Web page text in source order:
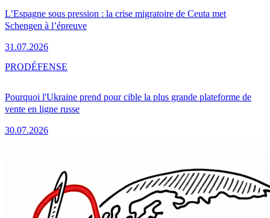
L’Espagne sous pression : la crise migratoire de Ceuta met
Schengen à l’épreuve
31.07.2026
Pourquoi l'Ukraine prend pour cible la plus grande plateforme de
vente en ligne russe
30.07.2026
PRODÉFENSE